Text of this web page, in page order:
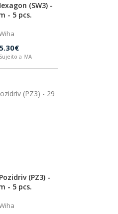
(SW3) -
- 5 pcs.
a IVA
(PZ3) -
- 5 pcs.